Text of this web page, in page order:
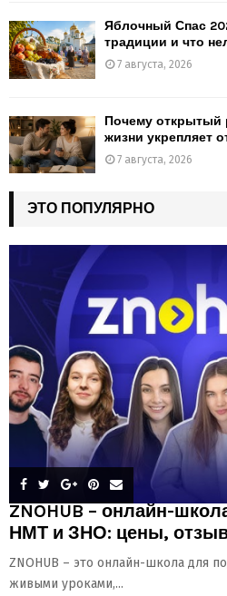
Яблочный Спас
традиции и что
7 августа, 2026
Почему открытый
жизни укрепляет
7 августа, 2026
ЭТО ПОПУЛЯРНО
ZNOHUB – онлайн-
НМТ и ЗНО: цены,
ZNOHUB – это онлайн-школа для
живыми уроками,...